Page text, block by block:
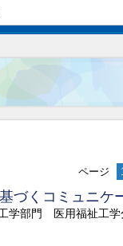
ページ
づくコミュニケ
学部門 医用福祉工